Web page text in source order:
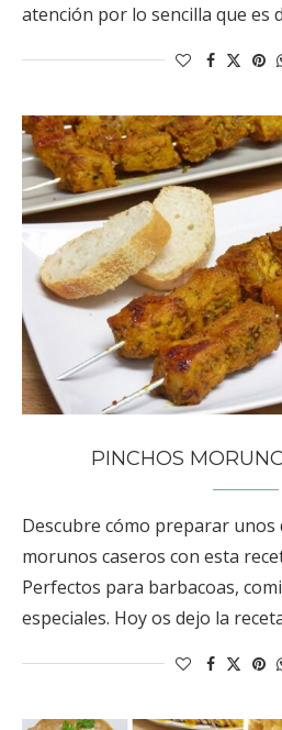
atención por lo sencilla que es
PINCHOS
Descubre cómo preparar unos
morunos caseros con esta
Perfectos para barbacoas,
especiales. Hoy os dejo la